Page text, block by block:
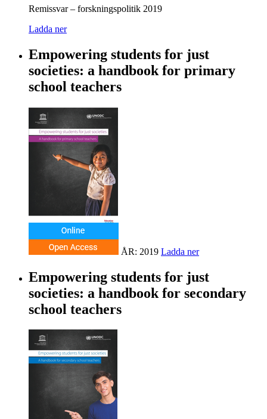
Remissvar – forskningspolitik 2019
Ladda ner
Empowering students for just
societies: a handbook for primary
school teachers
ÅR: 2019 Ladda ner
Empowering students for just
societies: a handbook for secondary
school teachers